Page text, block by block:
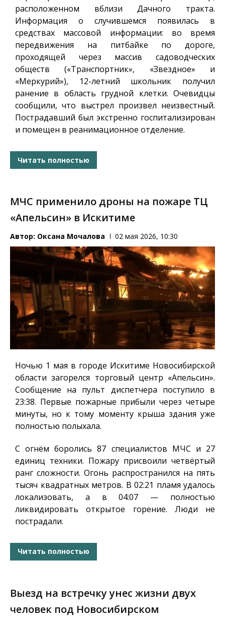
расположенном вблизи Дачного тракта.
Информация о случившемся появилась в
средствах массовой информации: во время
передвижения на питбайке по дороге,
проходящей через массив садоводческих
обществ («Транспортник», «Звездное» и
«Меркурий»), 12-летний школьник получил
ранение в область грудной клетки. Очевидцы
сообщили, что выстрел произвел неизвестный.
Пострадавший был экстренно госпитализирован
и помещен в реанимационное отделение.
Читать полностью
МЧС применило дроны на пожаре ТЦ
«Апельсин» в Искитиме
Автор: Оксана Мочалова 02 мая 2026, 10:30
Ночью 1 мая в городе Искитиме Новосибирской
области загорелся торговый центр «Апельсин».
Сообщение на пульт диспетчера поступило в
23:38. Первые пожарные прибыли через четыре
минуты, но к тому моменту крыша здания уже
полностью полыхала.
С огнём боролись 87 специалистов МЧС и 27
единиц техники. Пожару присвоили четвёртый
ранг сложности. Огонь распространился на пять
тысяч квадратных метров. В 02:21 пламя удалось
локализовать, а в 04:07 — полностью
ликвидировать открытое горение. Люди не
пострадали.
Читать полностью
Выезд на встречку унес жизни двух
человек под Новосибирском